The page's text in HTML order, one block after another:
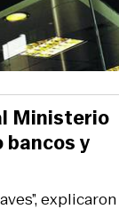
explicaron
Ministerio
bancos y